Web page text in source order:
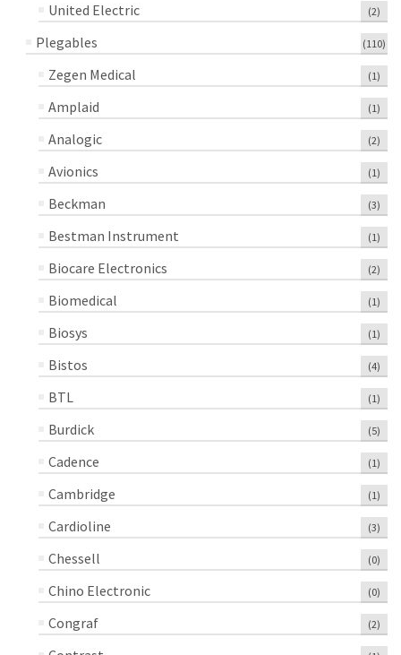
United Electric (2)
Plegables (110)
Zegen Medical (1)
Amplaid (1)
Analogic (2)
Avionics (1)
Beckman (3)
Bestman Instrument (1)
Biocare Electronics (2)
Biomedical (1)
Biosys (1)
Bistos (4)
BTL (1)
Burdick (5)
Cadence (1)
Cambridge (1)
Cardioline (3)
Chessell (0)
Chino Electronic (0)
Congraf (2)